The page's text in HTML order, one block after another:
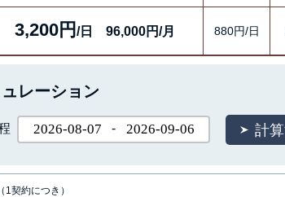
3,200円 /日 96,000円/月 880円/日
レーション
-
契約につき）